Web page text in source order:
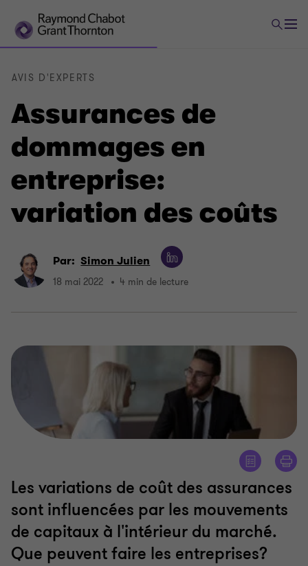
Assurances de
dommages en
entreprise:
variation des coûts
AVIS D'EXPERTS
Par: Simon Julien
18 mai 2022 4 min de lecture
Les variations de coût des assurances
sont influencées par les mouvements
de capitaux à l'intérieur du marché.
Que peuvent faire les entreprises?